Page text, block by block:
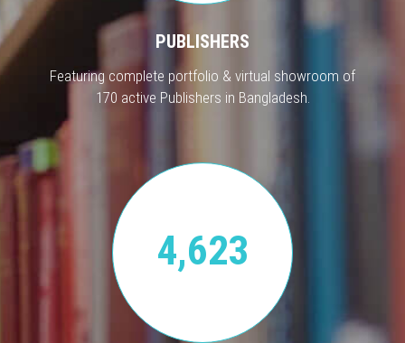
PUBLISHERS
Featuring complete portfolio & virtual showroom of
170 active Publishers in Bangladesh.
4,623